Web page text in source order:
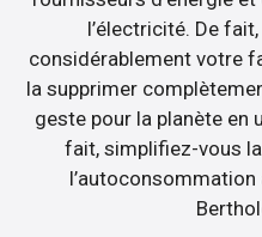
l’électricité. De
considérablement votre
la supprimer
geste pour la planète en
fait, simplifiez-vous